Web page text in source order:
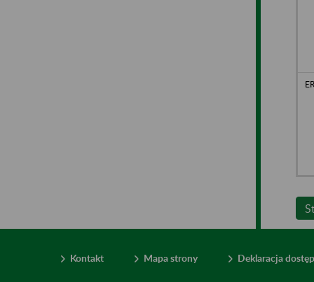
Kontakt Mapa strony Deklaracja